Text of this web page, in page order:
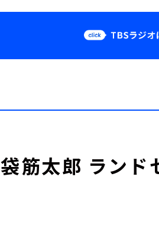
Podcast
筋太郎 ランド